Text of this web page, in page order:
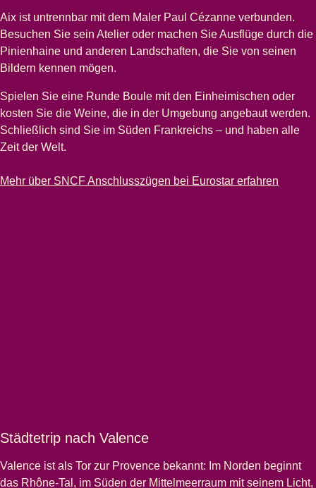
Aix ist untrennbar mit dem Maler Paul Cézanne verbunden.
Besuchen Sie sein Atelier oder machen Sie Ausflüge durch die
Pinienhaine und anderen Landschaften, die Sie von seinen
Bildern kennen mögen.
Spielen Sie eine Runde Boule mit den Einheimischen oder
kosten Sie die Weine, die in der Umgebung angebaut werden.
Schließlich sind Sie im Süden Frankreichs – und haben alle
Zeit der Welt.
Mehr über SNCF Anschlusszügen bei Eurostar erfahren
-Städtetrip nach Aix-en-Provence
Städtetrip nach Valence
Valence ist als Tor zur Provence bekannt: Im Norden beginnt
das Rhône-Tal, im Süden der Mittelmeerraum mit seinem Licht,